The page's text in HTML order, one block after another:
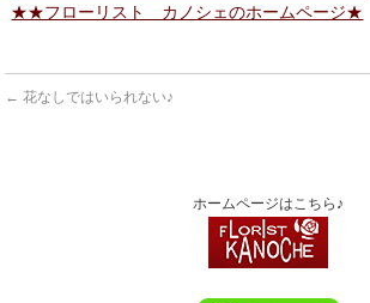
★★フローリスト カノシェのホームページ★
← 花なしではいられない♪
ホームページはこちら♪